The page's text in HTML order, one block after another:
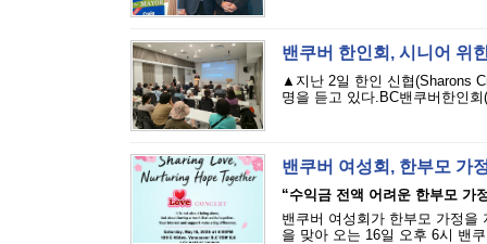
밴쿠버 한인회, 시니어 위
▲지난 2일 한인 신협(Sharons
명을 듣고 있다.BC밴쿠버한인
밴쿠버 여성회, 한부모 가
“수익금 전액 어려운 한부모 가
밴쿠버 여성회가 한부모 가정을
을 맞아 오는 16일 오후 6시 밴